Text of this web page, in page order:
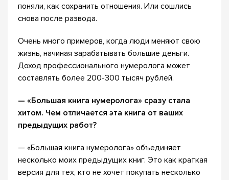
поняли, как сохранить отношения. Или сошлись
снова после развода.
Очень много примеров, когда люди меняют свою
жизнь, начиная зарабатывать большие деньги.
Доход профессионального нумеролога может
составлять более 200-300 тысяч рублей.
— «Большая книга нумеролога» сразу стала
хитом. Чем отличается эта книга от ваших
предыдущих работ?
— «Большая книга нумеролога» объединяет
несколько моих предыдущих книг. Это как краткая
версия для тех, кто не хочет покупать несколько